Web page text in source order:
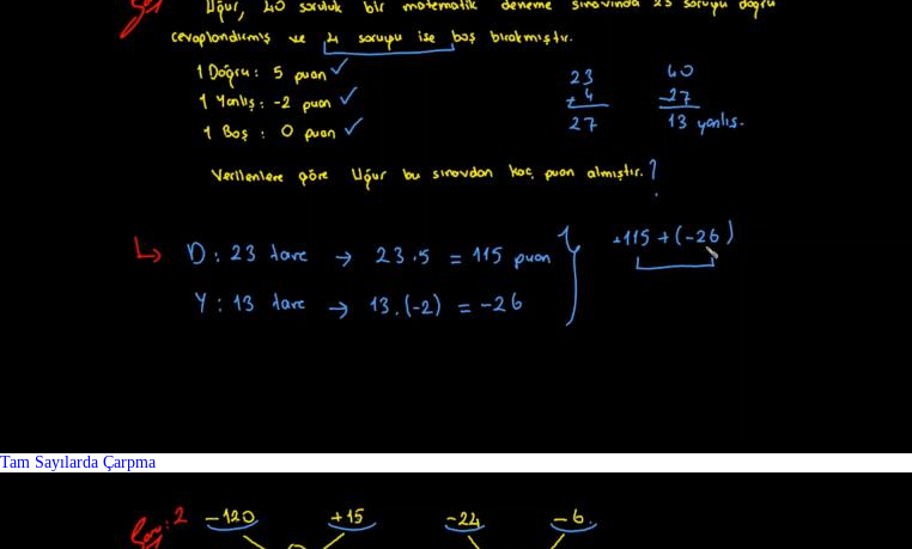
Tam Sayılarda Çarpma